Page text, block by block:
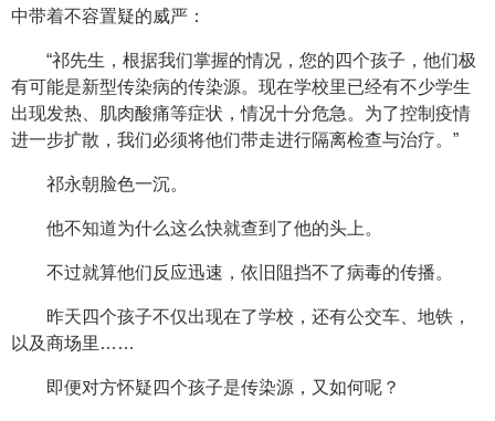
中带着不容置疑的威严：
“祁先生，根据我们掌握的情况，您的四个孩子，他们极
有可能是新型传染病的传染源。现在学校里已经有不少学生
出现发热、肌肉酸痛等症状，情况十分危急。为了控制疫情
进一步扩散，我们必须将他们带走进行隔离检查与治疗。”
祁永朝脸色一沉。
他不知道为什么这么快就查到了他的头上。
不过就算他们反应迅速，依旧阻挡不了病毒的传播。
昨天四个孩子不仅出现在了学校，还有公交车、地铁，
以及商场里……
即便对方怀疑四个孩子是传染源，又如何呢？